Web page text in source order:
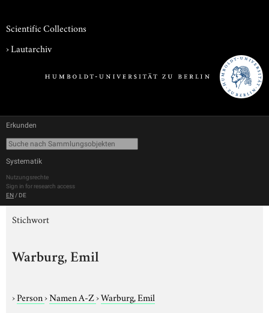
Scientific Collections
›Lautarchiv
Erkunden
Systematik
Nutzungsrechte
Sign in for research access
EN / DE
Stichwort
Warburg, Emil
›Person›Namen A-Z›Warburg, Emil